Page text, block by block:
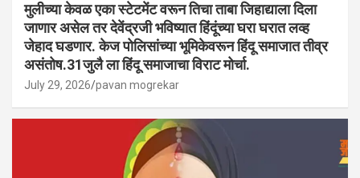
मुलीच्या केवळ एका स्टेटमेंट वरून तिचा ताबा जिहाद्याला दिला
जाणार असेल तर देवेंद्रजी भविष्यात हिंदूंच्या घरा घरात लव्ह
जेहाद घडणार. केज पोलिसांच्या भूमिकेवरून हिंदू समाजात तीव्र
असंतोष.31जुलै ला हिंदू समाजाचा विराट मोर्चा.
July 29, 2026 pavan mogrekar